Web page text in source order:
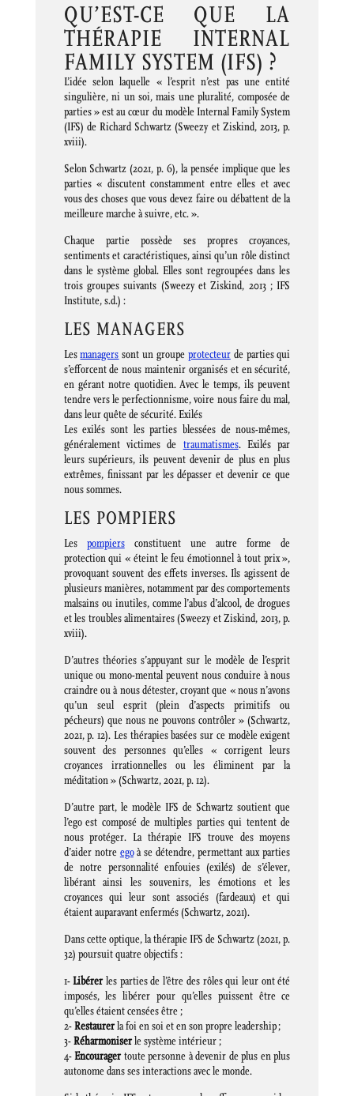
QU’EST-CE QUE LA
THÉRAPIE INTERNAL
FAMILY SYSTEM (IFS) ?
L’idée selon laquelle « l’esprit n’est pas une entité
singulière, ni un soi, mais une pluralité, composée de
parties » est au cœur du modèle Internal Family System
(IFS) de Richard Schwartz (Sweezy et Ziskind, 2013, p.
xviii).
Selon Schwartz (2021, p. 6), la pensée implique que les
parties « discutent constamment entre elles et avec
vous des choses que vous devez faire ou débattent de la
meilleure marche à suivre, etc. ».
Chaque partie possède ses propres croyances,
sentiments et caractéristiques, ainsi qu’un rôle distinct
dans le système global. Elles sont regroupées dans les
trois groupes suivants (Sweezy et Ziskind, 2013 ; IFS
Institute, s.d.) :
LES MANAGERS
Lesmanagers sont un groupe protecteurde parties qui
s’efforcent de nous maintenir organisés et en sécurité,
en gérant notre quotidien. Avec le temps, ils peuvent
tendre vers le perfectionnisme, voire nous faire du mal,
dans leur quête de sécurité. Exilés
Les exilés sont les parties blessées de nous-mêmes,
généralement victimes de traumatismes. Exilés par
leurs supérieurs, ils peuvent devenir de plus en plus
extrêmes, finissant par les dépasser et devenir ce que
nous sommes.
LES POMPIERS
Les pompiersconstituent une autre forme de
protection qui « éteint le feu émotionnel à tout prix »,
provoquant souvent des effets inverses. Ils agissent de
plusieurs manières, notamment par des comportements
malsains ou inutiles, comme l’abus d’alcool, de drogues
et les troubles alimentaires (Sweezy et Ziskind, 2013, p.
xviii).
D’autres théories s’appuyant sur le modèle de l’esprit
unique ou mono-mental peuvent nous conduire à nous
craindre ou à nous détester, croyant que « nous n’avons
qu’un seul esprit (plein d’aspects primitifs ou
pécheurs) que nous ne pouvons contrôler » (Schwartz,
2021, p. 12). Les thérapies basées sur ce modèle exigent
souvent des personnes qu’elles « corrigent leurs
croyances irrationnelles ou les éliminent par la
méditation » (Schwartz, 2021, p. 12).
D’autre part, le modèle IFS de Schwartz soutient que
l’ego est composé de multiples parties qui tentent de
nous protéger. La thérapie IFS trouve des moyens
d’aider notre egoà se détendre, permettant aux parties
de notre personnalité enfouies (exilés) de s’élever,
libérant ainsi les souvenirs, les émotions et les
croyances qui leur sont associés (fardeaux) et qui
étaient auparavant enfermés (Schwartz, 2021).
Dans cette optique, la thérapie IFS de Schwartz (2021, p.
32) poursuit quatre objectifs :
1-Libérerles parties de l’être des rôles qui leur ont été
imposés, les libérer pour qu’elles puissent être ce
qu’elles étaient censées être ;
2-Restaurerla foi en soi et en son propre leadership ;
3-Réharmoniserle système intérieur ;
4-Encouragertoute personne à devenir de plus en plus
autonome dans ses interactions avec le monde.